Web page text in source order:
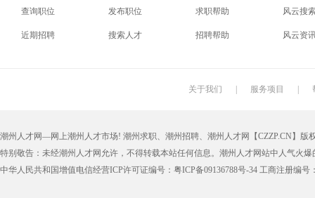
查询职位
近期招聘
发布职位
搜索人才
求职帮助
招聘帮助
风云搜
风云资
关于我们 服务项目
潮州人才网—网上潮州人才市场! 潮州求职、潮州招聘、潮州人才网【CZZP.CN】版
特别敬告：未经潮州人才网允许，不得转载本站任何信息。潮州人才网站中人气火
中华人民共和国增值电信经营ICP许可证编号：粤ICP备09136788号-34 工商注册编号